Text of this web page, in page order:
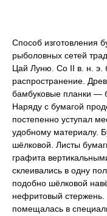
Способ изготовления
рыболовных сетей
Цай Луню. Со II в. н. э.
распространение.
бамбуковые планки —
Наряду с бумагой
постепенно уступал
удобному материалу.
шёлковой. Листы
графита
склеивались в одну
подобно шёлковой
нефритовый стержень.
помещалась в